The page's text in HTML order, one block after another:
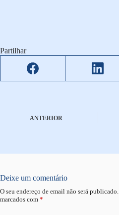
Partilhar
ANTERIOR
Deixe um comentário
O seu endereço de email não será publicado.
marcados com *